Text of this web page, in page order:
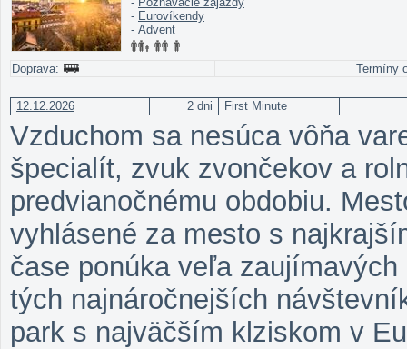
- Eurovíkendy
- Advent
Doprava: Termíny
12.12.2026 2 dni First Minute
Vzduchom sa nesúca vôňa
špecialít, zvuk zvončekov a
predvianočnému obdobiu.
vyhlásené za mesto s
čase ponúka veľa
tých najnáročnejších
park s najväčším klziskom v